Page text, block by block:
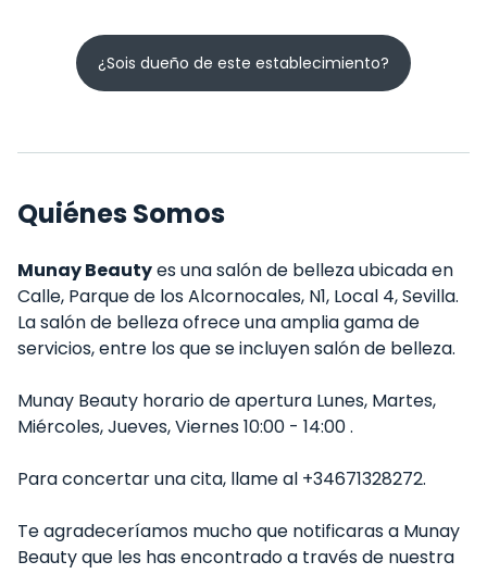
¿Sois dueño de este establecimiento?
Quiénes Somos
Munay Beautyes una salón de belleza ubicada en
Calle, Parque de los Alcornocales, N1, Local 4, Sevilla.
La salón de belleza ofrece una amplia gama de
servicios, entre los que se incluyen salón de belleza.
Munay Beauty horario de apertura Lunes, Martes,
Miércoles, Jueves, Viernes 10:00 - 14:00 .
Para concertar una cita, llame al +34671328272.
Te agradeceríamos mucho que notificaras a Munay
Beauty que les has encontrado a través de nuestra